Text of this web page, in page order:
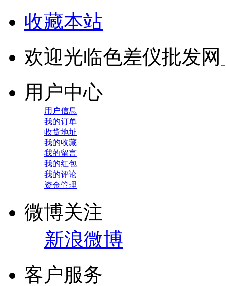
收藏本站
欢迎光临色差仪批发网
用户中心
用户信息
我的订单
收货地址
我的收藏
我的留言
我的红包
我的评论
资金管理
微博关注
新浪微博
客户服务